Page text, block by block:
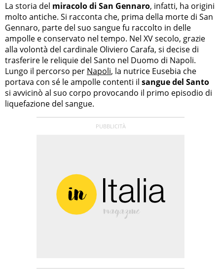
La storia del miracolo di San Gennaro, infatti, ha origini
molto antiche. Si racconta che, prima della morte di San
Gennaro, parte del suo sangue fu raccolto in delle
ampolle e conservato nel tempo. Nel XV secolo, grazie
alla volontà del cardinale Oliviero Carafa, si decise di
trasferire le reliquie del Santo nel Duomo di Napoli.
Lungo il percorso per Napoli, la nutrice Eusebia che
portava con sé le ampolle contenti il sangue del Santo
si avvicinò al suo corpo provocando il primo episodio di
liquefazione del sangue.